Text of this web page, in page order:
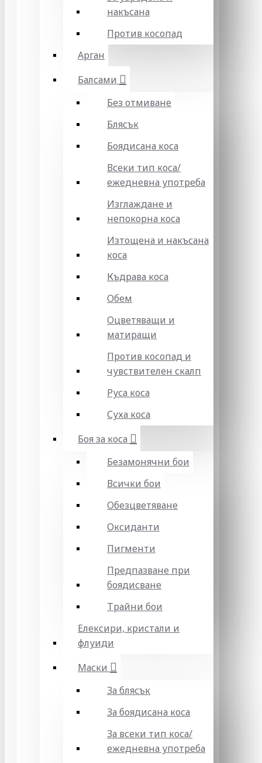
накъсана
Против косопад
Арган
Балсами
Без отмиване
Блясък
Боядисана коса
Всеки тип коса/
ежедневна употреба
Изглаждане и
непокорна коса
Изтощена и накъсана
коса
Къдрава коса
Обем
Оцветяващи и
матиращи
Против косопад и
чувствителен скалп
Руса коса
Суха коса
Боя за коса
Безамонячни бои
Всички бои
Обезцветяване
Оксиданти
Пигменти
Предпазване при
боядисване
Трайни бои
Елексири, кристали и
флуиди
Маски
За блясък
За боядисана коса
За всеки тип коса/
ежедневна употреба